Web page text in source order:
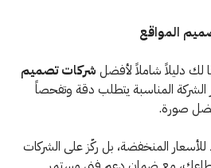
المواقع
لك دليلاً شاملاً لأفضل شركات تصميم
الشركة المناسبة يتطلب دقة وتفحصاً
صورة.
المنخفضة، بل ركّز على الشركات